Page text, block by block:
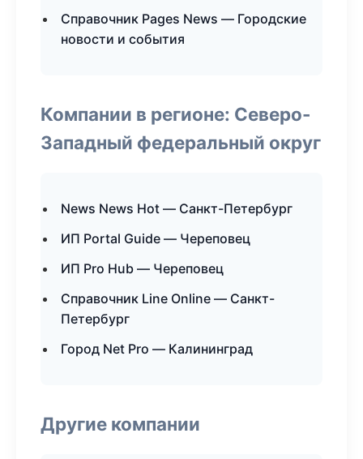
Справочник Pages News — Городские
новости и события
Компании в регионе: Северо-
Западный федеральный округ
News News Hot — Санкт-Петербург
ИП Portal Guide — Череповец
ИП Pro Hub — Череповец
Справочник Line Online — Санкт-
Петербург
Город Net Pro — Калининград
Другие компании